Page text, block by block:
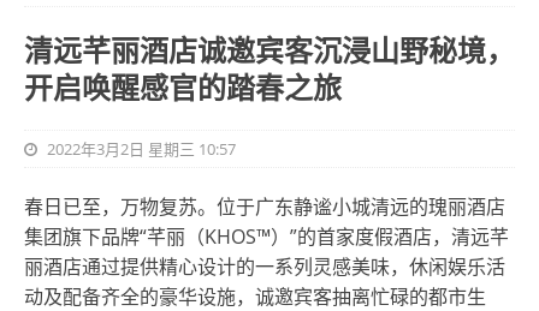
清远芊丽酒店诚邀宾客沉浸山野秘境，
开启唤醒感官的踏春之旅
2022年3月2日 星期三 10:57
春日已至，万物复苏。位于广东静谧小城清远的瑰丽酒店
集团旗下品牌“芊丽（KHOS™）”的首家度假酒店，清远芊
丽酒店通过提供精心设计的一系列灵感美味，休闲娱乐活
动及配备齐全的豪华设施，诚邀宾客抽离忙碌的都市生